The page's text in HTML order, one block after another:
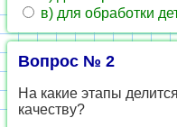
в) для обработки
Вопрос № 2
На какие этапы
качеству?